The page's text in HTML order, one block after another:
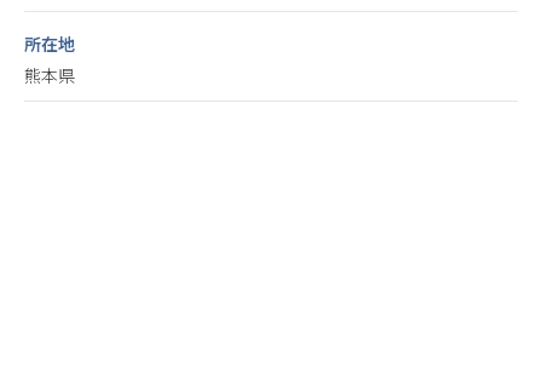
所在地
熊本県